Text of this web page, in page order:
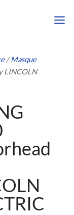
/Masque
LINCOLN